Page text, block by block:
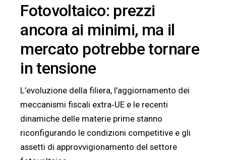
Fotovoltaico: prezzi
ancora ai minimi, ma il
mercato potrebbe tornare
in tensione
L’evoluzione della filiera, l’aggiornamento dei
meccanismi fiscali extra‑UE e le recenti
dinamiche delle materie prime stanno
riconfigurando le condizioni competitive e gli
assetti di approvvigionamento del settore